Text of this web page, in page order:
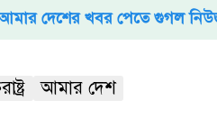
দেশের খবর পেতে গুগল
আমার দেশ